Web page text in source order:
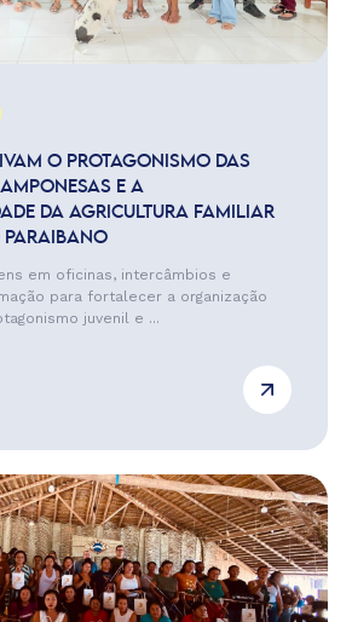
O PROTAGONISMO DAS
E A
DA AGRICULTURA FAMILIAR
PARAIBANO
em oficinas, intercâmbios e
para fortalecer a organização
juvenil e ...